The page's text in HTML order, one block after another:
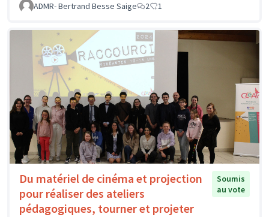
ADMR- Bertrand Besse Saige 2 1
Du matériel de cinéma et projection
pour réaliser des ateliers
pédagogiques, tourner et projeter
Soumis
au vote